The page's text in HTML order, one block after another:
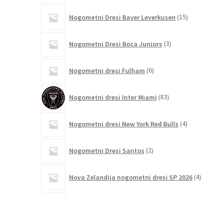
Nogometni Dresi Bayer Leverkusen 15izdelkov
Nogometni Dresi Boca Juniors 3izdelki
Nogometni dresi Fulham 6izdelkov
Nogometni dresi Inter Miami 83izdelkov
Nogometni dresi New York Red Bulls 4izdelki
Nogometni Dresi Santos 2izdelka
Nova Zelandija nogometni dresi SP 2026 4izdelki